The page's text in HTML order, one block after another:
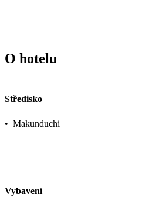
O hotelu
Středisko
• Makunduchi
Vybavení